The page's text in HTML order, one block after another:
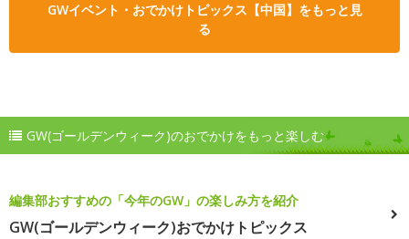
GWイベント・おでかけトピックス【中国】をもっと見
る
GW(ゴールデンウィーク)のおでかけをもっと楽しむ
編集部おすすめの「今年のGW」の楽しみ方を紹介
GW(ゴールデンウィーク)おでかけトピックス